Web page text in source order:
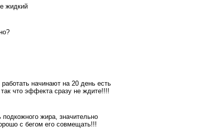
жидкий
начинают на 20 день есть
что эффекта сразу не ждите!!!!
жира, значительно
с бегом его совмещать!!!